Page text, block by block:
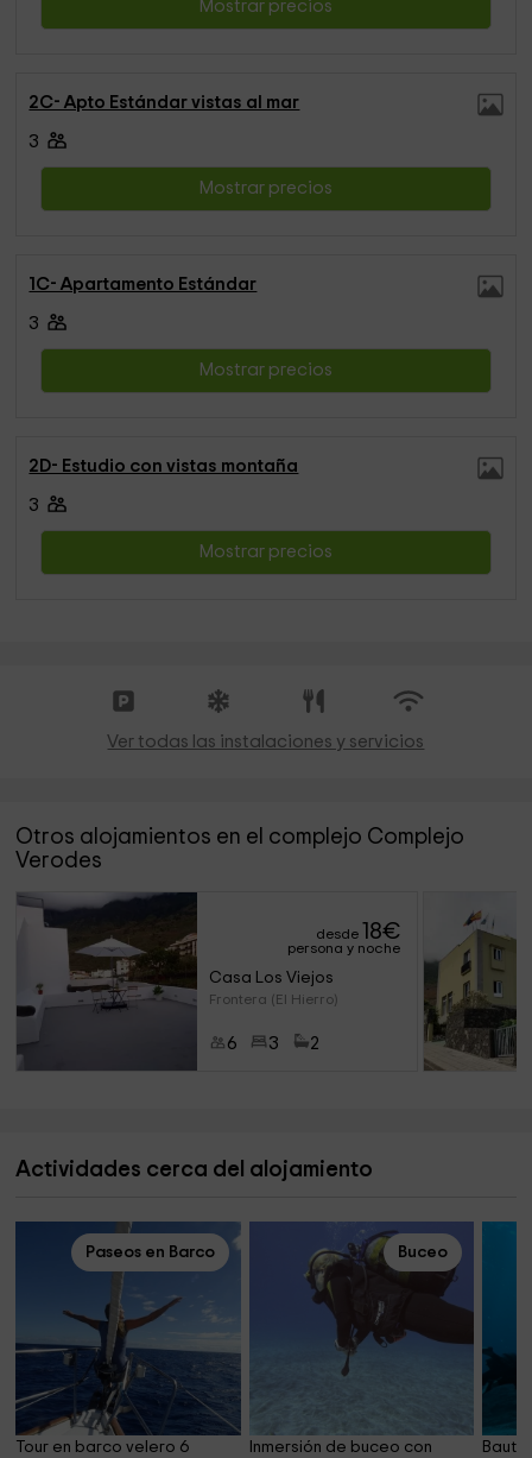
Mostrar precios
2C- Apto Estándar vistas al mar
3
Mostrar precios
1C- Apartamento Estándar
3
Mostrar precios
2D- Estudio con vistas montaña
3
Mostrar precios
Ver todas las instalaciones y servicios
Otros alojamientos en el complejo Complejo
Verodes
desde 18€
persona y noche
Casa Los Viejos
Frontera (El Hierro)
6 3 2
Actividades cerca del alojamiento
Paseos en Barco
Tour en barco velero 6
Buceo
Inmersión de buceo con